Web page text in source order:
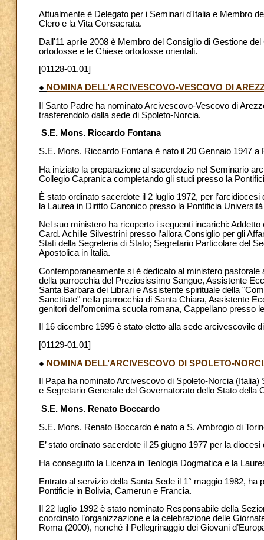
Attualmente è Delegato per i Seminari d'Italia e Membro
Clero e la Vita Consacrata.
Dall'11 aprile 2008 è Membro del Consiglio di Gestione
ortodosse e le Chiese ortodosse orientali.
[01128-01.01]
● NOMINA DELL’ARCIVESCOVO-VESCOVO DI
Il Santo Padre ha nominato Arcivescovo-Vescovo di
trasferendolo dalla sede di Spoleto-Norcia.
S.E. Mons. Riccardo Fontana
S.E. Mons. Riccardo Fontana è nato il 20 Gennaio 1947
Ha iniziato la preparazione al sacerdozio nel Seminario
Collegio Capranica completando gli studi presso la
È stato ordinato sacerdote il 2 luglio 1972, per
la Laurea in Diritto Canonico presso la Pontificia
Nel suo ministero ha ricoperto i seguenti incarichi:
Card. Achille Silvestrini presso l’allora Consiglio per gli
Stati della Segreteria di Stato; Segretario Particolare del
Apostolica in Italia.
Contemporaneamente si è dedicato al ministero
della parrocchia del Preziosissimo Sangue, Assistente
Santa Barbara dei Librari e Assistente spirituale della
Sanctitate" nella parrocchia di Santa Chiara, Assistente
genitori dell’omonima scuola romana, Cappellano presso
Il 16 dicembre 1995 è stato eletto alla sede arcivescovile
[01129-01.01]
● NOMINA DELL’ARCIVESCOVO DI SPOLETO-
Il Papa ha nominato Arcivescovo di Spoleto-Norcia
e Segretario Generale del Governatorato dello Stato della
S.E. Mons. Renato Boccardo
S.E. Mons. Renato Boccardo è nato a S. Ambrogio di
E’ stato ordinato sacerdote il 25 giugno 1977 per la diocesi
Ha conseguito la Licenza in Teologia Dogmatica e la
Entrato al servizio della Santa Sede il 1° maggio 1982,
Pontificie in Bolivia, Camerun e Francia.
Il 22 luglio 1992 è stato nominato Responsabile della
coordinato l’organizzazione e la celebrazione delle
Roma (2000), nonché il Pellegrinaggio dei Giovani